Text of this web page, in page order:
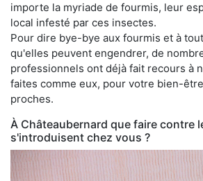
importe la myriade de fourmis, leur
local infesté par ces insectes.
Pour dire bye-bye aux fourmis et à
qu'elles peuvent engendrer, de
professionnels ont déjà fait recours à
faites comme eux, pour votre bien-
proches.
À Châteaubernard que faire contre
s'introduisent chez vous ?